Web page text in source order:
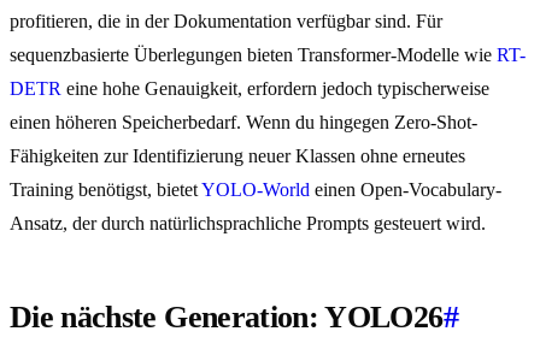
profitieren, die in der Dokumentation verfügbar sind. Für
sequenzbasierte Überlegungen bieten Transformer-Modelle wie RT-
DETR eine hohe Genauigkeit, erfordern jedoch typischerweise
einen höheren Speicherbedarf. Wenn du hingegen Zero-Shot-
Fähigkeiten zur Identifizierung neuer Klassen ohne erneutes
Training benötigst, bietetYOLO-World einen Open-Vocabulary-
Ansatz, der durch natürlichsprachliche Prompts gesteuert wird.
Die nächste Generation: YOLO26#